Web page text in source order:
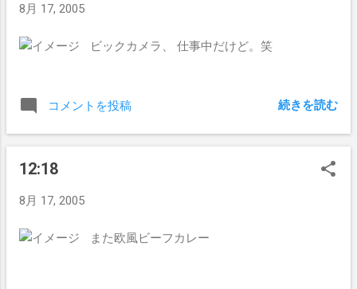
8月 17, 2005
ビックカメラ、 仕事中だけど。笑
コメントを投稿 続きを読む
12:18
8月 17, 2005
また欧風ビーフカレー